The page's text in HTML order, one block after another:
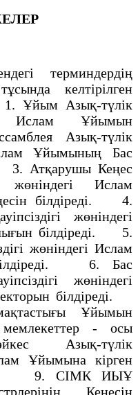
терминдердің
келтірілген
Ұйым Азық-түлік
Ислам Ұйымын
Азық-түлік
Ұйымының Бас
3. Атқарушы Кеңес
жөніндегі Ислам
білдіреді. 4.
жөніндегі
білдіреді. 5.
жөніндегі Ислам
6. Бас
жөніндегі
білдіреді.
Ұйымын
- осы
Азық-түлік
Ұйымына кірген
9. СІМК ИЫҰ
Кеңесін